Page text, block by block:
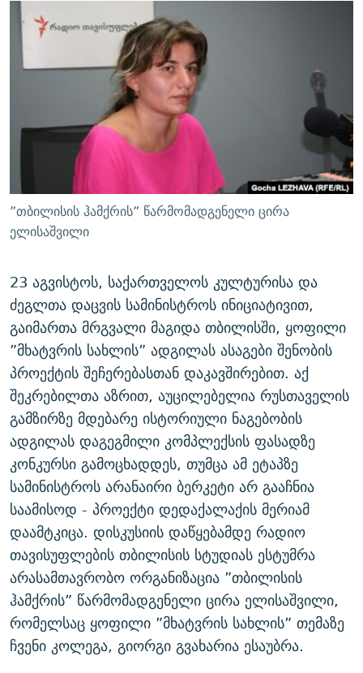
ᲛᲝᲚᲐᲞᲐᲠᲐᲙᲔ ᲢᲔᲥᲡᲢᲔᲑᲘ
ᲨᲘᲜ - ᲣᲪᲮᲝᲔᲗᲨᲘ
ᲚᲘᲢᲔᲠᲐᲢᲣᲠᲣᲚᲘ ᲬᲐᲮᲜᲐᲒᲔᲑᲘ
ᲐᲛᲔᲠᲘᲙᲣᲚᲘ ᲛᲝᲗᲮᲠᲝᲑᲐ
ᲘᲛᲞᲔᲠᲘᲐ ᲓᲐ ᲠᲐᲓᲘᲝ
ᲩᲔᲛᲘ ᲡᲘᲙᲕᲓᲘᲚᲘᲡ ᲛᲘᲖᲔᲖᲘᲐ COVID-19
11 ᲬᲔᲚᲘ - 11 ᲐᲛᲑᲐᲕᲘ
ᲡᲐᲞᲐᲠᲚᲐᲛᲔᲜᲢᲝ ᲐᲠᲩᲔᲕᲜᲔᲑᲘᲡ ᲘᲡᲢᲝᲠᲘᲐ
ᲑᲐᲕᲨᲕᲔᲑᲘ ᲞᲠᲝᲡᲢᲘᲢᲣᲪᲘᲐᲨᲘ - ᲐᲛᲝᲣᲗᲥᲛᲔᲚᲘ ᲐᲛᲑᲐᲕᲘ
5 ᲐᲛᲑᲐᲕᲘ - 20 ᲘᲕᲜᲘᲡᲡ ᲓᲐᲨᲐᲕᲔᲑᲣᲚᲔᲑᲘ
ᲐᲒᲕᲘᲡᲢᲝᲡ ᲝᲛᲘ
ПРИВЕТ ᲙᲣᲚᲢᲣᲠᲐ
ᲒᲐᲛᲝᲘᲬᲔᲠᲔ
რთე/რთ-ის ყველა საიტი
”თბილისის ჰამქრის” წარმომადგენელი ცირა
ელისაშვილი
23 აგვისტოს, საქართველოს კულტურისა და
ძეგლთა დაცვის სამინისტროს ინიციატივით,
გაიმართა მრგვალი მაგიდა თბილისში, ყოფილი
”მხატვრის სახლის” ადგილას ასაგები შენობის
პროექტის შეჩერებასთან დაკავშირებით. აქ
შეკრებილთა აზრით, აუცილებელია რუსთაველის
გამზირზე მდებარე ისტორიული ნაგებობის
ადგილას დაგეგმილი კომპლექსის ფასადზე
კონკურსი გამოცხადდეს, თუმცა ამ ეტაპზე
სამინისტროს არანაირი ბერკეტი არ გააჩნია
საამისოდ - პროექტი დედაქალაქის მერიამ
დაამტკიცა. დისკუსიის დაწყებამდე რადიო
თავისუფლების თბილისის სტუდიას ესტუმრა
არასამთავრობო ორგანიზაცია ”თბილისის
ჰამქრის” წარმომადგენელი ცირა ელისაშვილი,
რომელსაც ყოფილი ”მხატვრის სახლის” თემაზე
ჩვენი კოლეგა, გიორგი გვახარია ესაუბრა.